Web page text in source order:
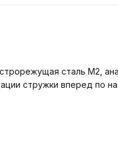
сталь М2,
стружки вперед по